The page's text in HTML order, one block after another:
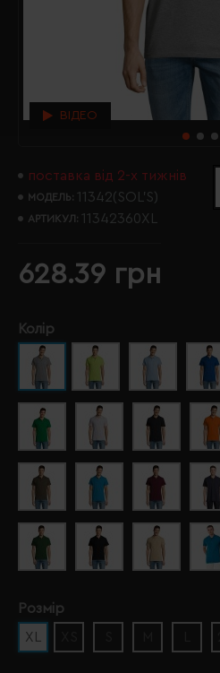
ВІДЕО
поставка від 2-х тижнів
МОДЕЛЬ: 11342(SOL’S)
АРТИКУЛ: 11342360XL
628.39 грн
Колір
Розмір
XL